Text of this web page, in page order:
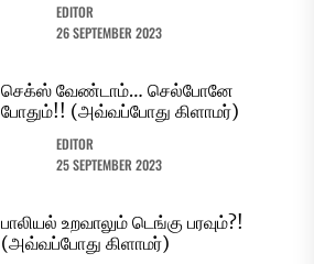
EDITOR
26 SEPTEMBER 2023
செக்ஸ் வேண்டாம்… செல்போனே
போதும்!! (அவ்வப்போது கிளாமர்)
EDITOR
25 SEPTEMBER 2023
பாலியல் உறவாலும் டெங்கு பரவும்?!
(அவ்வப்போது கிளாமர்)